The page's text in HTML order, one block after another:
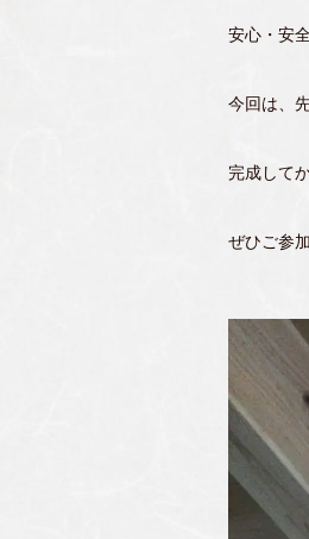
安心・安
今回は、
完成して
ぜひご参